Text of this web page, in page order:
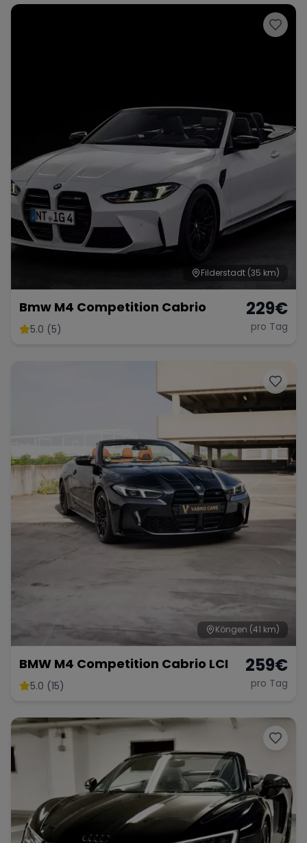
Filderstadt (35 km)
Bmw M4 Competition Cabrio
5.0 (5)
229€
pro Tag
Köngen (41 km)
BMW M4 Competition Cabrio LCI
5.0 (15)
259€
pro Tag